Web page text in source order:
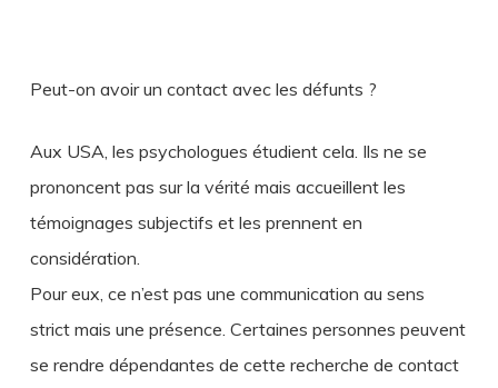
Peut-on avoir un contact avec les défunts ?
Aux USA, les psychologues étudient cela. Ils ne se
prononcent pas sur la vérité mais accueillent les
témoignages subjectifs et les prennent en
considération.
Pour eux, ce n’est pas une communication au sens
strict mais une présence. Certaines personnes peuvent
se rendre dépendantes de cette recherche de contact